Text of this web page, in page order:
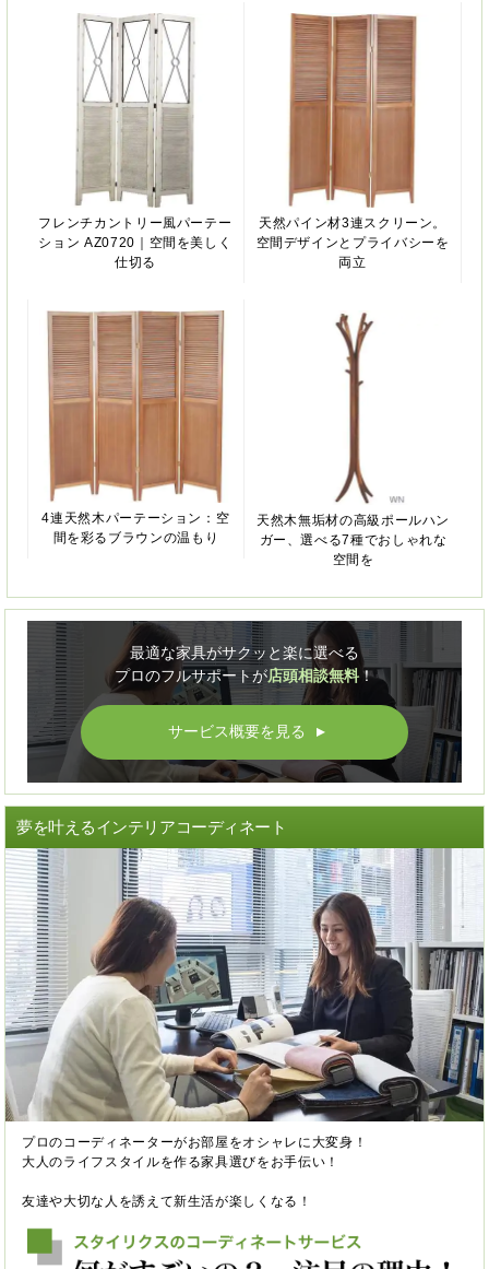
フレンチカントリー風パーテー
ション AZ0720｜空間を美しく
仕切る
天然パイン材3連スクリーン。
空間デザインとプライバシーを
両立
4連天然木パーテーション：空
間を彩るブラウンの温もり
天然木無垢材の高級ポールハン
ガー、選べる7種でおしゃれな
空間を
最適な家具がサクッと楽に選べる
プロのフルサポートが店頭相談無料！
サービス概要を見る ▲
夢を叶えるインテリアコーディネート
プロのコーディネーターがお部屋をオシャレに大変身！
大人のライフスタイルを作る家具選びをお手伝い！
友達や大切な人を誘えて新生活が楽しくなる！